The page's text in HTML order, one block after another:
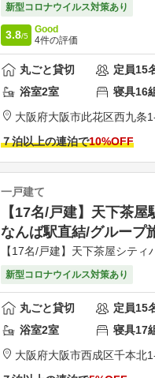
新型コロナウイルス対策あり
3.8/5
Good
4件の評価
丸ごと貸切 定員15
浴室2室 寝具16
大阪府大阪市此花区西九条
７泊以上の連泊で10%OFF
一戸建て
【17名/戸建】天下茶
なんば駅直結/グループ
【17名/戸建】天下茶屋シティ
新型コロナウイルス対策あり
丸ごと貸切 定員15
浴室2室 寝具17
大阪府大阪市西成区千本北